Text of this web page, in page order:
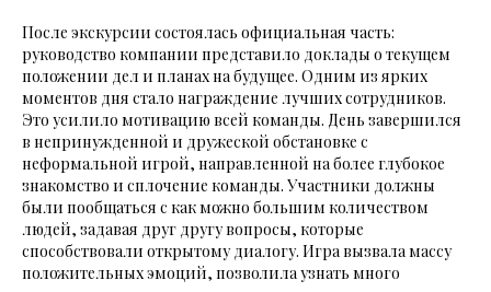
После экскурсии состоялась официальная часть:
руководство компании представило доклады о текущем
положении дел и планах на будущее. Одним из ярких
моментов дня стало награждение лучших сотрудников.
Это усилило мотивацию всей команды. День завершился
в непринужденной и дружеской обстановке с
неформальной игрой, направленной на более глубокое
знакомство и сплочение команды. Участники должны
были пообщаться с как можно большим количеством
людей, задавая друг другу вопросы, которые
способствовали открытому диалогу. Игра вызвала массу
положительных эмоций, позволила узнать много